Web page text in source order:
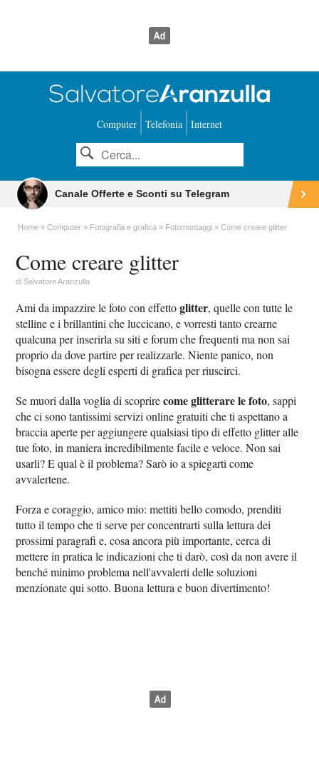
Computer Telefonia Internet
Canale Offerte e Sconti su Telegram
Home Computer Fotografia e grafica Fotomontaggi Come creare glitter
Come creare glitter
diSalvatore Aranzulla
Ami da impazzire le foto con effettoglitter, quelle con tutte le
stelline e i brillantini che luccicano, e vorresti tanto crearne
qualcuna per inserirla su siti e forum che frequenti ma non sai
proprio da dove partire per realizzarle. Niente panico, non
bisogna essere degli esperti di grafica per riuscirci.
Se muori dalla voglia di scoprirecome glitterare le foto, sappi
che ci sono tantissimi servizi online gratuiti che ti aspettano a
braccia aperte per aggiungere qualsiasi tipo di effetto glitter alle
tue foto, in maniera incredibilmente facile e veloce. Non sai
usarli? E qual è il problema? Sarò io a spiegarti come
avvalertene.
Forza e coraggio, amico mio: mettiti bello comodo, prenditi
tutto il tempo che ti serve per concentrarti sulla lettura dei
prossimi paragrafi e, cosa ancora più importante, cerca di
mettere in pratica le indicazioni che ti darò, così da non avere il
benché minimo problema nell'avvalerti delle soluzioni
menzionate qui sotto. Buona lettura e buon divertimento!